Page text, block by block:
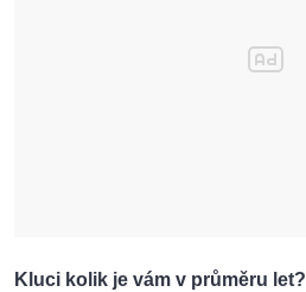
Kluci kolik je vám v průměru let?